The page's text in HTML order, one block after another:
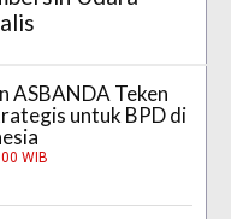
ASBANDA Teken
untuk BPD di
WIB